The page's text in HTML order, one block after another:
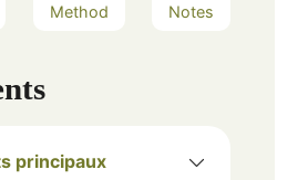
Method Notes
principaux